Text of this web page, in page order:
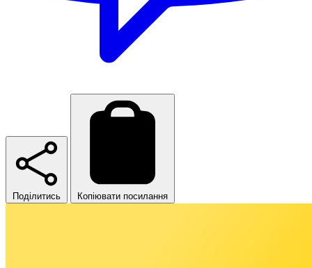
Поділитись Копіювати посилання